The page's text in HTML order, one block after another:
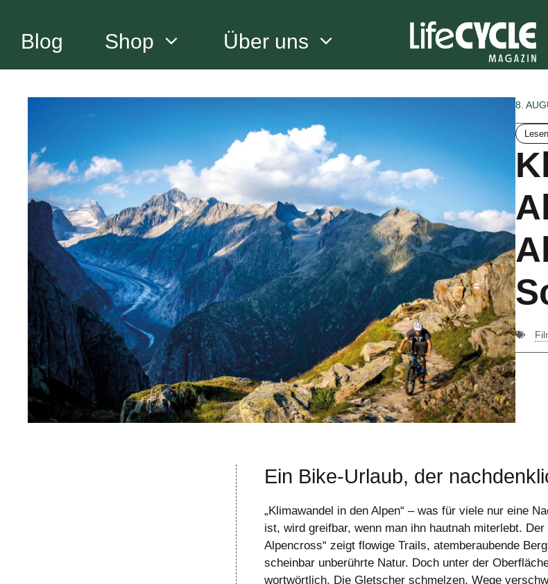
springen
Blog Shop Über uns
8.
Ein Bike-Urlaub, der
„Klimawandel in den Alpen“ – was für viele nur eine
ist, wird greifbar, wenn man ihn hautnah miterlebt. Der
Alpencross“ zeigt flowige Trails, atemberaubende
scheinbar unberührte Natur. Doch unter der
wortwörtlich. Die Gletscher schmelzen, Wege